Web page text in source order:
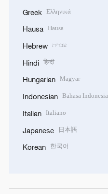
Greek Ελληνικά
Hausa Hausa
Hebrew עברית
Hindi हिन्दी
Hungarian Magyar
Indonesian Bahasa Indonesia
Italian Italiano
Japanese 日本語
Korean 한국어